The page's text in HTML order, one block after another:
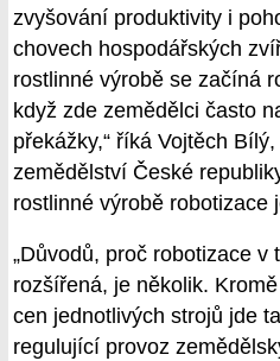
zvyšování produktivity i
chovech hospodářských
rostlinné výrobě se začíná
když zde zemědělci často
překážky,“ říká Vojtěch
zemědělství České
rostlinné výrobě robotizace
„Důvodů, proč robotizace
rozšířená, je několik.
cen jednotlivých strojů jde
regulující provoz